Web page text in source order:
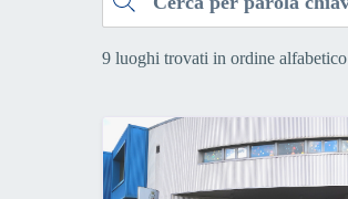
9 luoghi trovati in ordine alfabetico